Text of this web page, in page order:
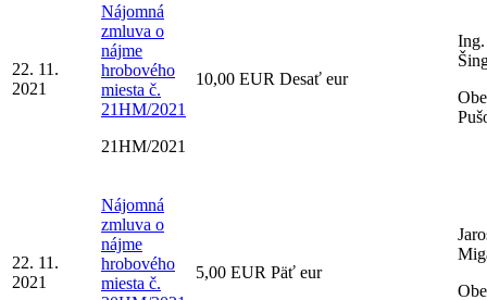
22. 11.
2021
Nájomná
zmluva o
nájme
hrobového
miesta č.
21HM/2021
21HM/2021
10,00 EUR Desať eur
22. 11.
2021
Nájomná
zmluva o
nájme
hrobového
miesta č.
5,00 EUR Päť eur